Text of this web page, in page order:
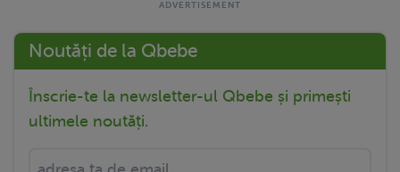
Noutăți de la Qbebe
Înscrie-te la newsletter-ul Qbebe și primești
ultimele noutăți.